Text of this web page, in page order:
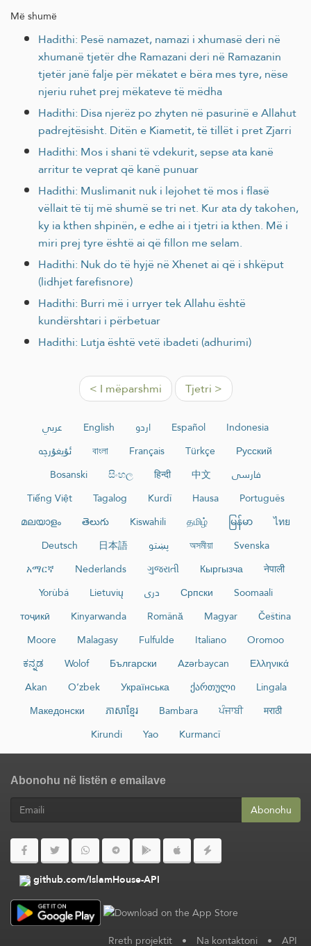
Më shumë
Hadithi: Pesë namazet, namazi i xhumasë deri në
xhumanë tjetër dhe Ramazani deri në Ramazanin
tjetër janë falje për mëkatet e bëra mes tyre, nëse
njeriu ruhet prej mëkateve të mëdha
Hadithi: Disa njerëz po zhyten në pasurinë e Allahut
padrejtësisht. Ditën e Kiametit, të tillët i pret Zjarri
Hadithi: Mos i shani të vdekurit, sepse ata kanë
arritur te veprat që kanë punuar
Hadithi: Muslimanit nuk i lejohet të mos i flasë
vëllait të tij më shumë se tri net. Kur ata dy takohen,
ky ia kthen shpinën, e edhe ai i tjetri ia kthen. Më i
miri prej tyre është ai që fillon me selam.
Hadithi: Nuk do të hyjë në Xhenet ai që i shkëput
(lidhjet farefisnore)
Hadithi: Burri më i urryer tek Allahu është
kundërshtari i përbetuar
Hadithi: Lutja është vetë ibadeti (adhurimi)
< I mëparshmi Tjetri >
عربي English اردو Español
Indonesia
ئۇيغۇرچە
বাংলা Français Türkçe
Русский
Bosanski
සිංහල हिन्दी 中文
فارسی
Tiếng Việt
Tagalog Kurdî Hausa
Português
മലയാളം
తెలుగు Kiswahili தமிழ் မြန်မာ
ไทย
Deutsch
日本語 پښتو অসমীয়া
Svenska
አማርኛ
Nederlands ગુજરાતી Кыргызча
नेपाली
Yorùbá
Lietuvių دری Српски
Soomaali
тоҷикӣ
Kinyarwanda Română Magyar
Čeština
Moore
Malagasy Fulfulde Italiano
Oromoo
ಕನ್ನಡ
Wolof Български Azərbaycan
Ελληνικά
Akan
O‘zbek Українська ქართული
Lingala
Македонски
ភាសាខ្មែរ Bambara ਪੰਜਾਬੀ
मराठी
Kirundi
Yao Kurmancî
Abonohu në listën e emailave
Abonohu
github.com/IslamHouse-API
Rreth projektit • Na kontaktoni • API